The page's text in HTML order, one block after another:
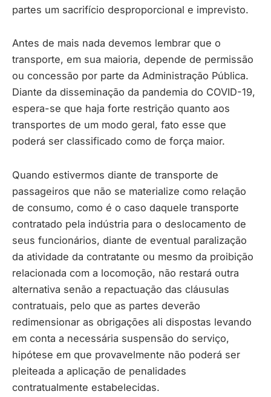
partes um sacrifício desproporcional e imprevisto.
Antes de mais nada devemos lembrar que o
transporte, em sua maioria, depende de permissão
ou concessão por parte da Administração Pública.
Diante da disseminação da pandemia do COVID-19,
espera-se que haja forte restrição quanto aos
transportes de um modo geral, fato esse que
poderá ser classificado como de força maior.
Quando estivermos diante de transporte de
passageiros que não se materialize como relação
de consumo, como é o caso daquele transporte
contratado pela indústria para o deslocamento de
seus funcionários, diante de eventual paralização
da atividade da contratante ou mesmo da proibição
relacionada com a locomoção, não restará outra
alternativa senão a repactuação das cláusulas
contratuais, pelo que as partes deverão
redimensionar as obrigações ali dispostas levando
em conta a necessária suspensão do serviço,
hipótese em que provavelmente não poderá ser
pleiteada a aplicação de penalidades
contratualmente estabelecidas.